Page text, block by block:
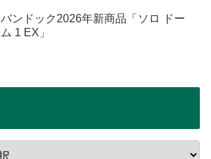
バンドック2026年新商品「ソロ ドー
ム 1 EX」